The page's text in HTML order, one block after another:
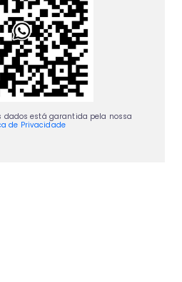
dados está garantida pela nossa
de Privacidade